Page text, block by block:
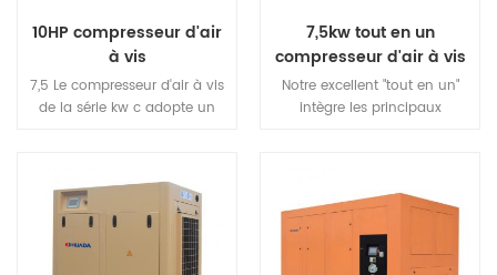
effet.
10HP compresseur d'air
à vis
7,5 Le compresseur d'air à vis
de la série kw c adopte un
transmission de puissance
efficace et d'un entretien
facile en remplaçant la
7,5kw tout en un
compresseur d'air à vis
Notre excellent "tout en un"
intègre les principaux
sécheurs, les filtres de
précision, les réservoirs pour
fournir à nos clients un
"simple" solution.